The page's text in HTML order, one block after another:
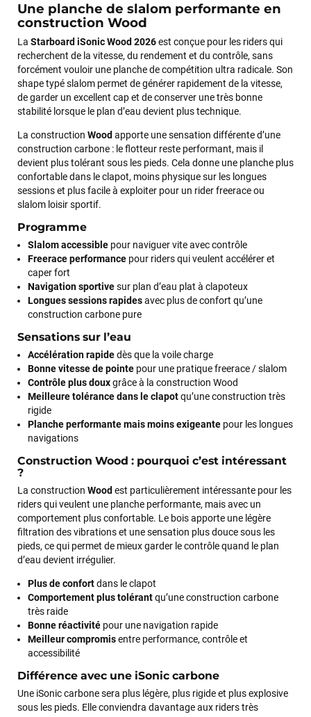
Une planche de slalom performante en
construction Wood
La Starboard iSonic Wood 2026est conçue pour les riders qui
recherchent de la vitesse, du rendement et du contrôle, sans
forcément vouloir une planche de compétition ultra radicale. Son
shape typé slalom permet de générer rapidement de la vitesse,
de garder un excellent cap et de conserver une très bonne
stabilité lorsque le plan d’eau devient plus technique.
La construction Wood apporte une sensation différente d’une
construction carbone : le flotteur reste performant, mais il
devient plus tolérant sous les pieds. Cela donne une planche plus
confortable dans le clapot, moins physique sur les longues
sessions et plus facile à exploiter pour un rider freerace ou
slalom loisir sportif.
Programme
Slalom accessible pour naviguer vite avec contrôle
Freerace performance pour riders qui veulent accélérer et
caper fort
Navigation sportivesur plan d’eau plat à clapoteux
Longues sessions rapidesavec plus de confort qu’une
construction carbone pure
Sensations sur l’eau
Accélération rapidedès que la voile charge
Bonne vitesse de pointe pour une pratique freerace / slalom
Contrôle plus douxgrâce à la construction Wood
Meilleure tolérance dans le clapotqu’une construction très
rigide
Planche performante mais moins exigeante pour les longues
navigations
Construction Wood : pourquoi c’est intéressant
?
La construction Wood est particulièrement intéressante pour les
riders qui veulent une planche performante, mais avec un
comportement plus confortable. Le bois apporte une légère
filtration des vibrations et une sensation plus douce sous les
pieds, ce qui permet de mieux garder le contrôle quand le plan
d’eau devient irrégulier.
Plus de confortdans le clapot
Comportement plus tolérantqu’une construction carbone
très raide
Bonne réactivité pour une navigation rapide
Meilleur compromisentre performance, contrôle et
accessibilité
Différence avec une iSonic carbone
Une iSonic carbone sera plus légère, plus rigide et plus explosive
sous les pieds. Elle conviendra davantage aux riders très